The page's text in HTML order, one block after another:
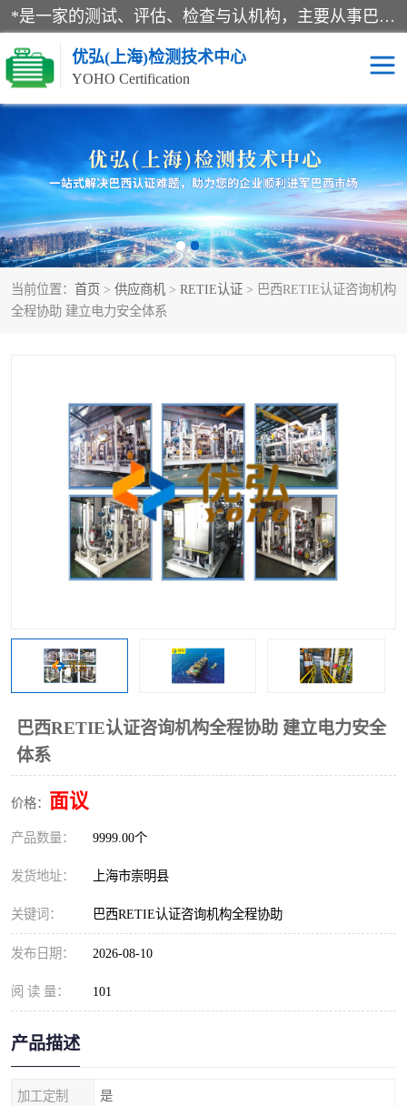
*是一家的测试、评估、检查与认机构，主要从事巴西NR10认证、NR12认证、NR13认证；ANATEL认证、INMTRO认证，欧盟CE认证：MD认证，PED认证，MID认证，ATEX认证，德国蓝色天使认证。
优弘(上海)检测技术中心
YOHO Certification
当前位置： 首页 > 供应商机 > RETIE认证 > 巴西RETIE认证咨询机构
全程协助 建立电力安全体系
巴西RETIE认证咨询机构全程协助 建立电力安全
体系
价格： 面议
产品数量： 9999.00个
发货地址： 上海市崇明县
关键词： 巴西RETIE认证咨询机构全程协助
发布日期： 2026-08-10
阅 读 量： 101
产品描述
加工定制 是
RECYCLASS认证 NR10认证
NR12认证 NR13认证
ART认证 巴西NR认证
巴西认证 RETIE认证